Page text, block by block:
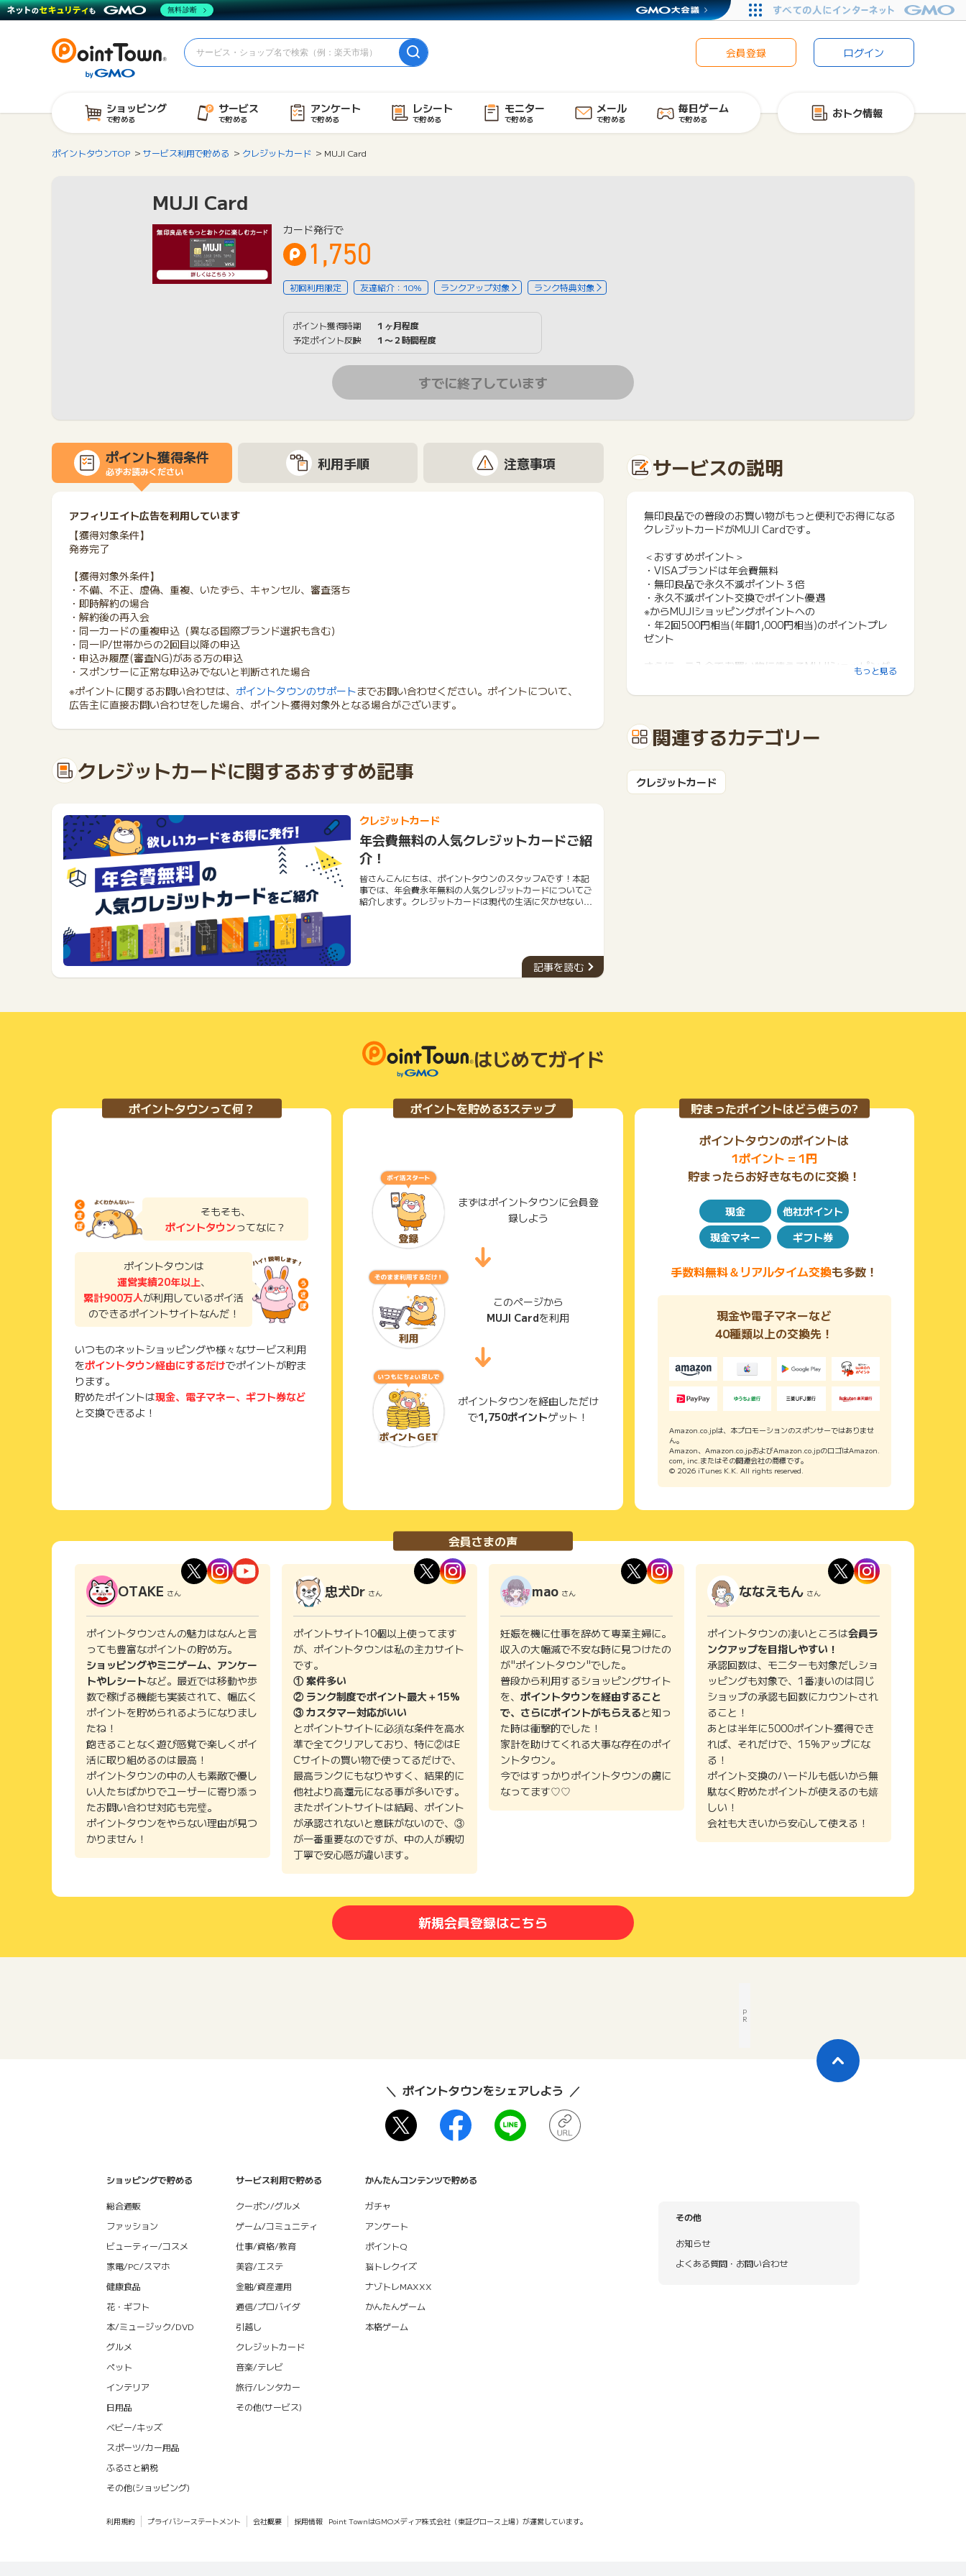
会員登録 ログイン
ショッピング
で貯める
サービス
で貯める
アンケート
で貯める
レシート
で貯める
モニター
で貯める
メール
で貯める
毎日ゲーム
で貯める おトク情報
ポイントタウンTOP サービス利用で貯める クレジットカード MUJI Card
MUJI Card
カード発行で
1,750
初回利用限定 友達紹介：10% ランクアップ対象 ランク特典対象
ポイント獲得時期
１ヶ月程度
予定ポイント反映
１〜２時間程度
すでに終了しています
ポイント獲得条件
必ずお読みください 利用手順 注意事項
アフィリエイト広告を利用しています
【獲得対象条件】
発券完了
【獲得対象外条件】
・不備、不正、虚偽、重複、いたずら、キャンセル、審査落ち
・即時解約の場合
・解約後の再入会
・同一カードの重複申込（異なる国際ブランド選択も含む）
・同一IP/世帯からの2回目以降の申込
・申込み履歴(審査NG)がある方の申込
・スポンサーに正常な申込みでないと判断された場合
※ポイントに関するお問い合わせは、 ポイントタウンのサポートまでお問い合わせください。ポイントについて、
広告主に直接お問い合わせをした場合、ポイント獲得対象外となる場合がございます。
クレジットカードに関するおすすめ記事
クレジットカード
年会費無料の人気クレジットカードご紹
介！
皆さんこんにちは、ポイントタウンのスタッフAです！本記
事では、年会費永年無料の人気クレジットカードについてご
紹介します。クレジットカードは現代の生活に欠かせないツ
ビスを提供しながらも、年会費を一切支払う必要がありませ
ん。ぜひ、自分に合ったカードを見つけて、お得な生活を送
りましょう。
記事を読む
サービスの説明
無印良品での普段のお買い物がもっと便利でお得になる
クレジットカードがMUJI Cardです。
＜おすすめポイント＞
・VISAブランドは年会費無料
・無印良品で永久不滅ポイント３倍
・永久不滅ポイント交換でポイント優遇
※からMUJIショッピングポイントへの
・年2回500円相当(年間1,000円相当)のポイントプレ
ゼント
さらに、ご入会でお買い物に使えるMUJIショッピング
ポイント「1,000ポイント」をプレゼントいたします。
もっと見る
関連するカテゴリー
クレジットカード
はじめてガイド
ポイントタウンって何？
そもそも、
ポイントタウンってなに？
ポイントタウンは
運営実績20年以上、
累計900万人が利用しているポイ活
のできるポイントサイトなんだ！
いつものネットショッピングや様々なサービス利用
をポイントタウン経由にするだけでポイントが貯ま
ります。
貯めたポイントは現金、電子マネー、ギフト券など
と交換できるよ！
ポイントを貯める3ステップ
まずはポイントタウンに会員登
録しよう
このページから
MUJI Cardを利用
ポイントタウンを経由しただけ
で1,750ポイントゲット！
貯まったポイントはどう使うの?
ポイントタウンのポイントは
1ポイント = 1円
貯まったらお好きなものに交換！
現金
他社ポイント
現金マネー
ギフト券
手数料無料＆リアルタイム交換も多数！
現金や電子マネーなど
40種類以上の交換先！
Amazon.co.jpは、本プロモーションのスポンサーではありませ
ん。
Amazon、Amazon.co.jpおよびAmazon.co.jpのロゴはAmazon.
com, inc.またはその関連会社の商標です。
© 2026 iTunes K.K. All rights reserved.
会員さまの声
OTAKE さん
ポイントタウンさんの魅力はなんと言
っても豊富なポイントの貯め方。
ショッピングやミニゲーム、アンケー
トやレシートなど。最近では移動や歩
数で稼げる機能も実装されて、幅広く
ポイントを貯められるようになりまし
たね！
飽きることなく遊び感覚で楽しくポイ
活に取り組めるのは最高！
ポイントタウンの中の人も素敵で優し
い人たちばかりでユーザーに寄り添っ
たお問い合わせ対応も完璧。
ポイントタウンをやらない理由が見つ
かりません！
忠犬Dr さん
ポイントサイト10個以上使ってます
が、ポイントタウンは私の主力サイト
です。
① 案件多い
② ランク制度でポイント最大＋15%
③ カスタマー対応がいい
とポイントサイトに必須な条件を高水
準で全てクリアしており、特に②はE
Cサイトの買い物で使ってるだけで、
最高ランクにもなりやすく、結果的に
他社より高還元になる事が多いです。
またポイントサイトは結局、ポイント
が承認されないと意味がないので、③
が一番重要なのですが、中の人が親切
丁寧で安心感が違います。
mao さん
妊娠を機に仕事を辞めて専業主婦に。
収入の大幅減で不安な時に見つけたの
が"ポイントタウン"でした。
普段から利用するショッピングサイト
を、 ポイントタウンを経由すること
で、さらにポイントがもらえると知っ
た時は衝撃的でした！
家計を助けてくれる大事な存在のポイ
ントタウン。
今ではすっかりポイントタウンの虜に
なってます♡♡
ななえもん さん
ポイントタウンの凄いところは会員ラ
ンクアップを目指しやすい！
承認回数は、モニターも対象だしショ
ッピングも対象で、1番凄いのは同じ
ショップの承認も回数にカウントされ
ること！
あとは半年に5000ポイント獲得でき
れば、それだけで、15%アップにな
る！
ポイント交換のハードルも低いから無
駄なく貯めたポイントが使えるのも嬉
しい！
会社も大きいから安心して使える！
新規会員登録はこちら
P
R
ポイントタウンをシェアしよう
ショッピングで貯める
総合通販
ファッション
ビューティー/コスメ
家電/PC/スマホ
健康食品
花・ギフト
本/ミュージック/DVD
グルメ
ペット
インテリア
日用品
ベビー/キッズ
スポーツ/カー用品
ふるさと納税
その他(ショッピング)
サービス利用で貯める
クーポン/グルメ
ゲーム/コミュニティ
仕事/資格/教育
美容/エステ
金融/資産運用
通信/プロバイダ
引越し
クレジットカード
音楽/テレビ
旅行/レンタカー
その他(サービス)
かんたんコンテンツで貯める
ガチャ
アンケート
ポイントQ
脳トレクイズ
ナゾトレMAXXX
かんたんゲーム
本格ゲーム
その他
お知らせ
よくある質問・お問い合わせ
利用規約 プライバシーステートメント 会社概要 採用情報 Point TownはGMOメディア株式会社（東証グロース上場）が運営しています。
無料診断